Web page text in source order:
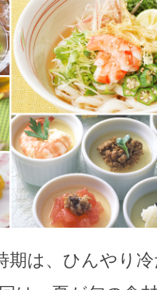
期は、ひんやり